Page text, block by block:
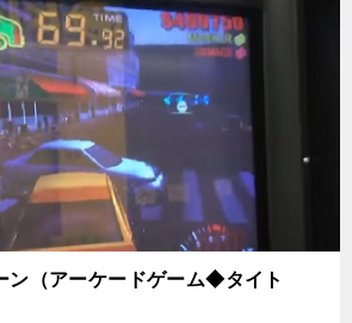
ン（アーケードゲーム◆タイト